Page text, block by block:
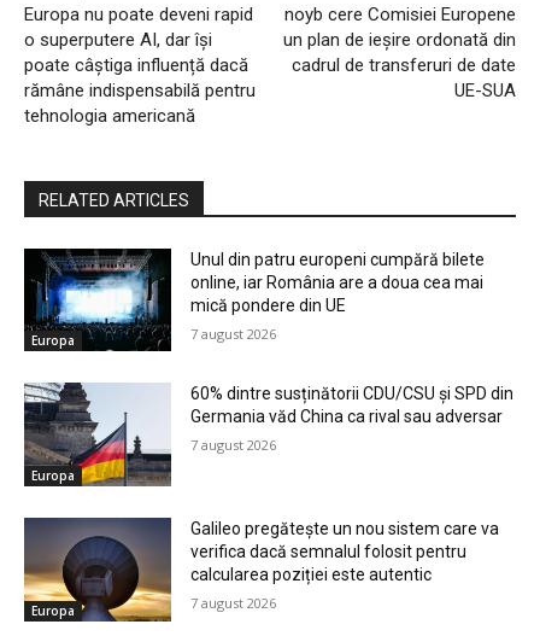
Europa nu poate deveni rapid
o superputere AI, dar își
poate câștiga influență dacă
rămâne indispensabilă pentru
tehnologia americană
noyb cere Comisiei Europene
un plan de ieșire ordonată din
cadrul de transferuri de date
UE-SUA
RELATED ARTICLES
Europa
Unul din patru europeni cumpără bilete
online, iar România are a doua cea mai
mică pondere din UE
7 august 2026
Europa
60% dintre susținătorii CDU/CSU și SPD din
Germania văd China ca rival sau adversar
7 august 2026
Europa
Galileo pregătește un nou sistem care va
verifica dacă semnalul folosit pentru
calcularea poziției este autentic
7 august 2026